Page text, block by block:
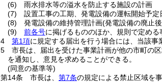
(6)
雨水排水等の溢水を防止する施設の計画
(7)
設置工事の工期、発電設備の運転開始予定
(8)
発電設備の維持管理計画(発電設備の廃止
(9)
前各号に掲げるもののほか、規則で定める
4
第1項に規定する届出を行う場合には、当該事
5
市長は、届出を受けた事業計画が他の市町の
を通知し、意見を求めることができる。
(同意の基準等)
第14条
市長は、 第7条の規定による禁止区域を